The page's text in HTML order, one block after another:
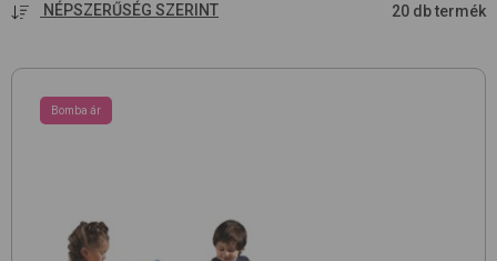
NÉPSZERŰSÉG SZERINT 20 db termék
Bomba ár